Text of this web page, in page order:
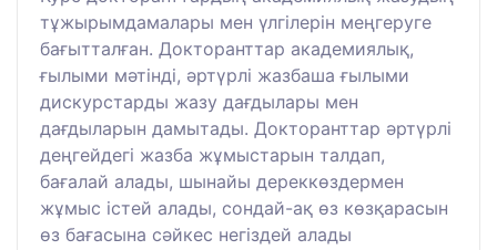
тұжырымдамалары мен үлгілерін меңгеруге
бағытталған. Докторанттар академиялық,
ғылыми мәтінді, әртүрлі жазбаша ғылыми
дискурстарды жазу дағдылары мен
дағдыларын дамытады. Докторанттар әртүрлі
деңгейдегі жазба жұмыстарын талдап,
бағалай алады, шынайы дереккөздермен
жұмыс істей алады, сондай-ақ өз көзқарасын
өз бағасына сәйкес негіздей алады